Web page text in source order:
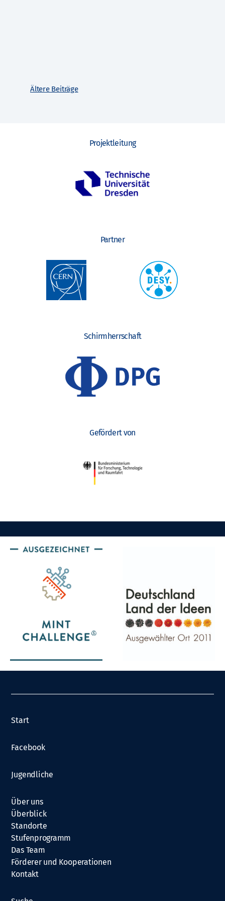
Ältere Beiträge
Projektleitung
Partner
Schirmherrschaft
Gefördert von
Start
Facebook
Jugendliche
Über uns
Überblick
Standorte
Stufenprogramm
Das Team
Förderer und Kooperationen
Kontakt